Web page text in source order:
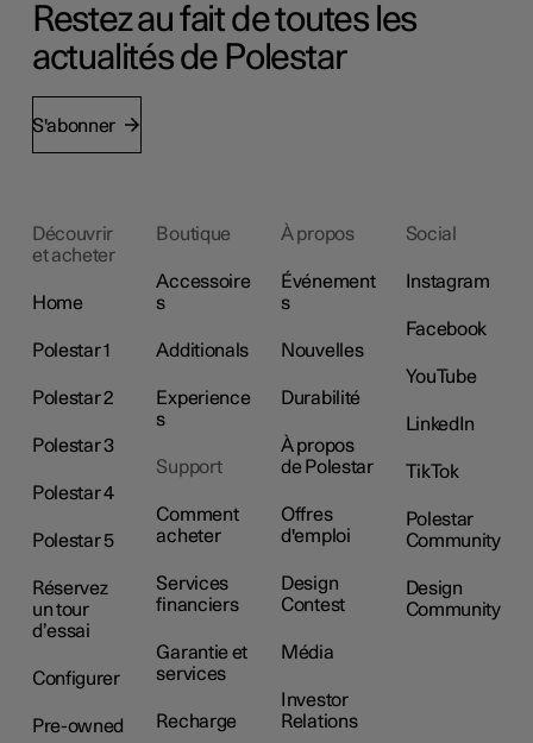
Restez au fait de toutes les
actualités de Polestar
S'abonner
Découvrir
et acheter
Home
Polestar 1
Polestar 2
Polestar 3
Polestar 4
Polestar 5
Réservez
un tour
d’essai
Configurer
Pre-owned
Boutique
Accessoire
s
Additionals
Experience
s
Support
Comment
acheter
Services
financiers
Garantie et
services
Recharge
À propos
Événement
s
Nouvelles
Durabilité
À propos
de Polestar
Offres
d'emploi
Design
Contest
Média
Investor
Relations
Social
Instagram
Facebook
YouTube
LinkedIn
TikTok
Polestar
Community
Design
Community